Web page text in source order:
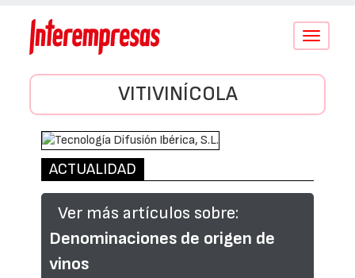
Conmutar
VITIVINÍCOLA
ACTUALIDAD
Ver más artículos sobre:
Denominaciones de origen de
vinos